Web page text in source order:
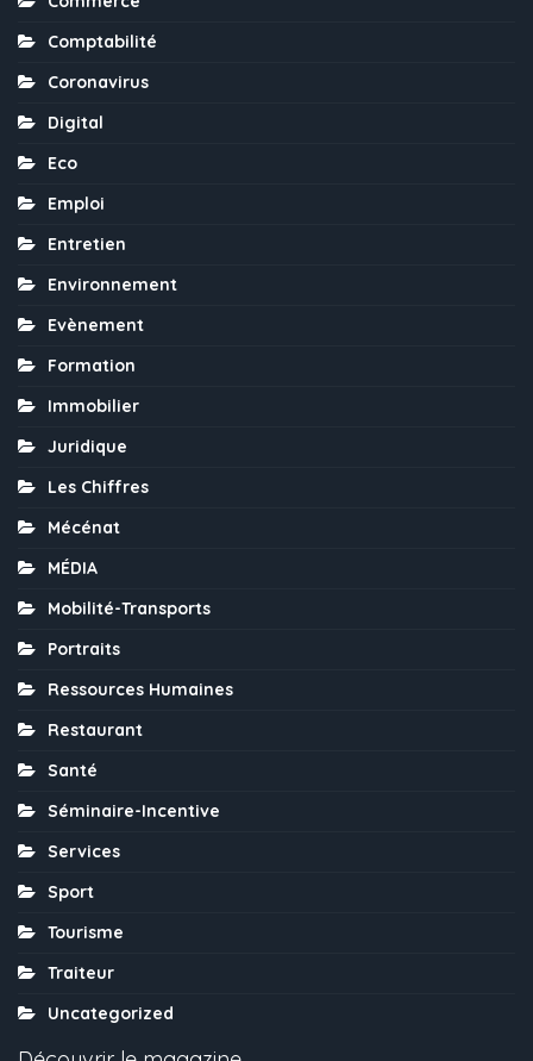
Comptabilité
Coronavirus
Digital
Eco
Emploi
Entretien
Environnement
Evènement
Formation
Immobilier
Juridique
Les Chiffres
Mécénat
MÉDIA
Mobilité-Transports
Portraits
Ressources Humaines
Restaurant
Santé
Séminaire-Incentive
Services
Sport
Tourisme
Traiteur
Uncategorized